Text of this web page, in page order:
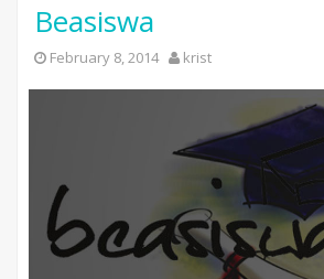
Beasiswa
February 8, 2014 krist